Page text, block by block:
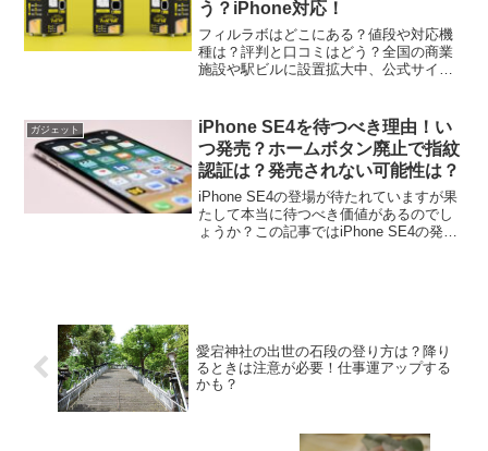
ことができます。ストレスなくアマゾン
プライムビデオを楽しむことができるよ
うになります。快適な視聴体験を取り戻
しましょう！
う？iPhone対応！
フィルラボはどこにある？値段や対応機
種は？評判と口コミはどう？全国の商業
施設や駅ビルに設置拡大中、公式サイト
ガジェット
iPhone SE4を待つべき理由！い
つ発売？ホームボタン廃止で指紋
認証は？発売されない可能性は？
iPhone SE4の登場が待たれていますが果
たして本当に待つべき価値があるのでし
ょうか？この記事ではiPhone SE4の発売
立てることができます。最新のテクノロ
ジーを手に入れるチャンスを逃さないた
めにぜひご一読ください。
愛宕神社の出世の石段の登り方は？降り
るときは注意が必要！仕事運アップする
かも？